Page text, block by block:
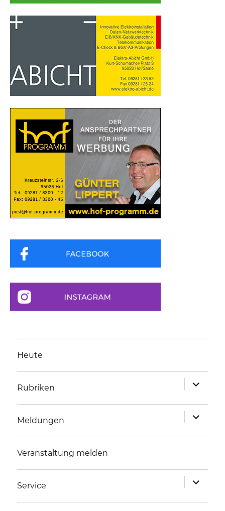
Heute
Rubriken
anzeigen
Meldungen
anzeigen
Veranstaltung melden
Service
anzeigen